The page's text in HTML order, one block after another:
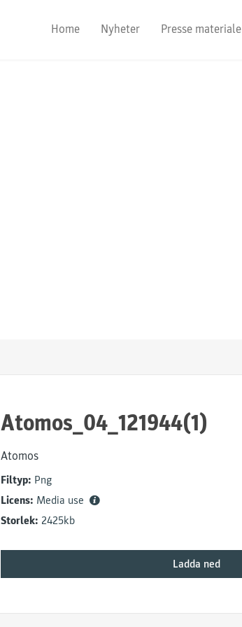
Home Nyheter Presse materiale
Atomos_04_121944(1)
Atomos
Filtyp: Png
Licens: Media use
Storlek: 2425kb
Ladda ned